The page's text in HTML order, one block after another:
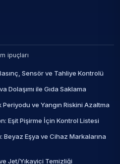
ipuçları
Sensör ve Tahliye Kontrolü
Dolaşımı ile Gıda Saklama
ve Yangın Riskini Azaltma
Eşit Pişirme İçin Kontrol Listesi
Beyaz Eşya ve Cihaz Markalarına
Jet/Yıkayici Temizliği